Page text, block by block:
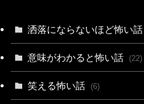
洒落にならないほど怖い話
意味がわかると怖い話 (22)
笑える怖い話 (6)